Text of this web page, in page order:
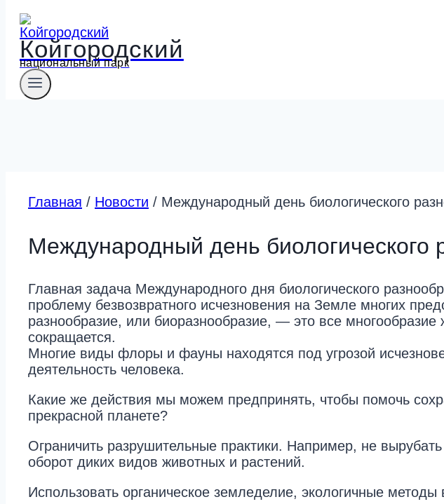
Койгородский
национальный парк
Главная / Новости / Международный день биологического
Международный день биологического
Главная задача Международного дня биологического
проблему безвозвратного исчезновения на Земле многих
разнообразие, или биоразнообразие, — это все многообразие
сокращается.
Многие виды флоры и фауны находятся под угрозой
деятельность человека.
Какие же действия мы можем предпринять, чтобы помочь
прекрасной планете?
Ограничить разрушительные практики. Например, не
оборот диких видов животных и растений.
Использовать органическое земледелие, экологичные методы